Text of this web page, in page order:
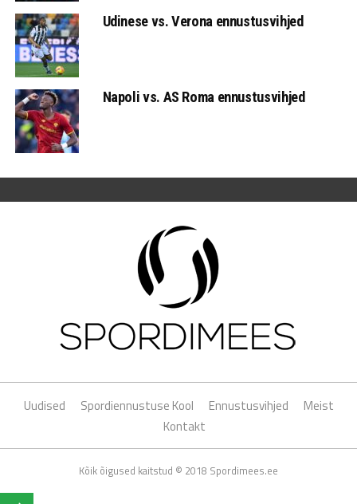
Udinese vs. Verona ennustusvihjed
Napoli vs. AS Roma ennustusvihjed
Uudised Spordiennustuse Kool Ennustusvihjed
Meist
Kontakt
Kõik õigused kaitstud © 2018 Spordimees.ee